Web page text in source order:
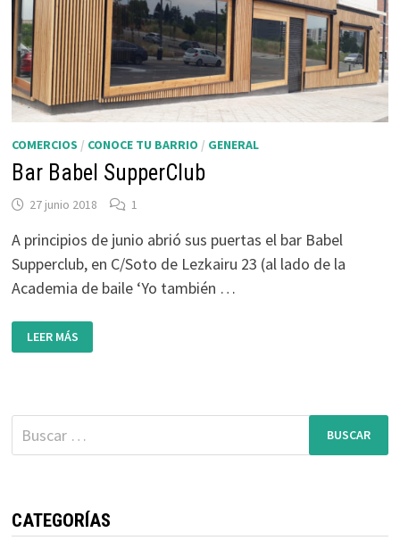
COMERCIOS / CONOCE TU BARRIO / GENERAL
Bar Babel SupperClub
27 junio 2018 1
A principios de junio abrió sus puertas el bar Babel
Supperclub, en C/Soto de Lezkairu 23 (al lado de la
Academia de baile ‘Yo también …
BAR
BABEL
SUPPERCLUB
LEER MÁS
Buscar:
CATEGORÍAS